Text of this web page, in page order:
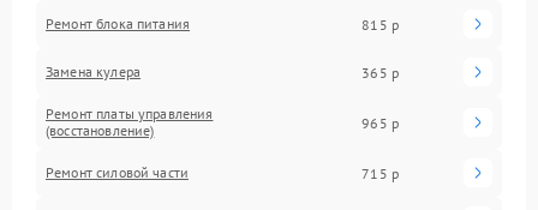
Ремонт блока питания 815 р
Замена кулера 365 р
Ремонт платы управления
(восстановление)
965 р
Ремонт силовой части 715 р